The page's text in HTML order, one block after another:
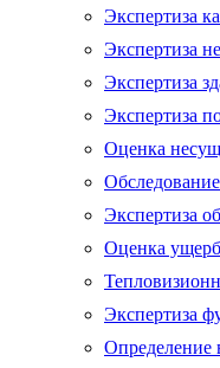
Экспертиза
Экспертиза
Экспертиза
Экспертиза
Оценка
Экспертиза
Оценка
Экспертиза
Определение